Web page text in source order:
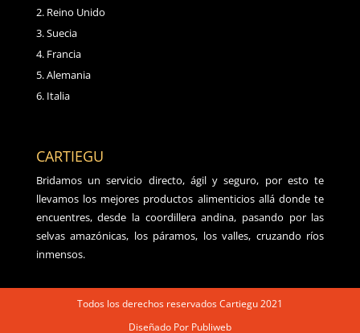
Reino Unido
Suecia
Francia
Alemania
Italia
CARTIEGU
Bridamos un servicio directo, ágil y seguro, por esto te
llevamos los mejores productos alimenticios allá donde te
encuentres, desde la coordillera andina, pasando por las
selvas amazónicas, los páramos, los valles, cruzando ríos
inmensos.
Todos los derechos reservados Cartiegu 2021
Diseñado Por Publiweb